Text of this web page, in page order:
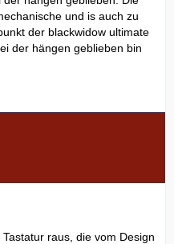
und is auch zu
der blackwidow ultimate
der hängen geblieben bin
raus, die vom Design